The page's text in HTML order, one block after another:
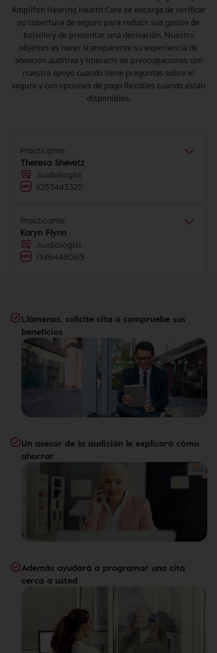
Amplifon Hearing Health Care se encarga de verificar
su cobertura de seguro para reducir sus gastos de
bolsillo y de presentar una derivación. Nuestro
objetivo es hacer transparente su experiencia de
atención auditiva y liberarlo de preocupaciones con
nuestro apoyo cuando tiene preguntas sobre el
seguro y con opciones de pago flexibles cuando están
disponibles.
Practicante
Theresa Shevetz
Audiologist
1053443325
Practicante
Karyn Flynn
Audiologist
1346448065
Llámenos, solicite cita o compruebe sus
beneficios
Un asesor de la audición le explicará cómo
ahorrar
Además ayudará a programar una cita
cerca a usted